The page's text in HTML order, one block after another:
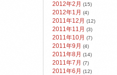
2012年2月 (15)
2012年1月 (4)
2011年12月 (12)
2011年11月 (3)
2011年10月 (7)
2011年9月 (4)
2011年8月 (14)
2011年7月 (7)
2011年6月 (12)